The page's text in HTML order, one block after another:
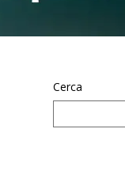
Cerca